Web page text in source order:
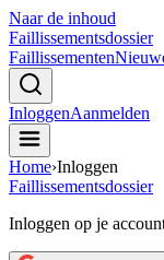
Naar de inhoud
Faillissementsdossier
Faillissementen
InloggenAanmelden
Home›Inloggen
Faillissementsdossier
Inloggen op je